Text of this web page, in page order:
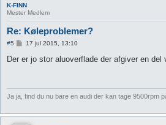
K-FINN
Mester Medlem
Re: Køleproblemer?
#5
d
17 jul 2015, 13:10
Der er jo stor aluoverflade der afgiver en del
Ja ja, find du nu bare en audi der kan tage 9500rpm